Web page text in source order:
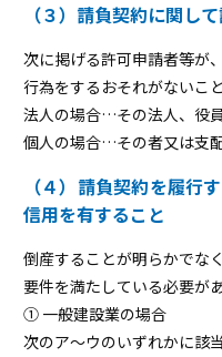
（３）請負契約に関し
次に掲げる許可申請者等が
行為をするおそれがないこ
法人の場合…その法人、役
個人の場合…その者又は支
（４）請負契約を履行
信用を有すること
倒産することが明らかでな
要件を満たしている必要があ
① 一般建設業の場合
次のア～ウのいずれかに該